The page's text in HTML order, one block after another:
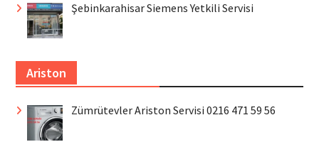
Şebinkarahisar Siemens Yetkili Servisi
Ariston
Zümrütevler Ariston Servisi 0216 471 59 56